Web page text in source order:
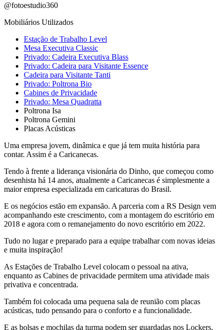
@fotoestudio360
Mobiliários Utilizados
Estação de Trabalho Level
Mesa Executiva Classic
Privado: Cadeira Executiva Blass
Privado: Cadeira para Visitante Essence
Cadeira para Visitante Tanti
Privado: Poltrona Bio
Cabines de Privacidade
Privado: Mesa Quadratta
Poltrona Isa
Poltrona Gemini
Placas Acústicas
Uma empresa jovem, dinâmica e que já tem muita história para
contar. Assim é a Caricanecas.
Tendo à frente a liderança visionária do Dinho, que começou como
desenhista há 14 anos, atualmente a Caricanecas é simplesmente a
maior empresa especializada em caricaturas do Brasil.
E os negócios estão em expansão. A parceria com a RS Design vem
acompanhando este crescimento, com a montagem do escritório em
2018 e agora com o remanejamento do novo escritório em 2022.
Tudo no lugar e preparado para a equipe trabalhar com novas ideias
e muita inspiração!
As Estações de Trabalho Level colocam o pessoal na ativa,
enquanto as Cabines de privacidade permitem uma atividade mais
privativa e concentrada.
Também foi colocada uma pequena sala de reunião com placas
acústicas, tudo pensando para o conforto e a funcionalidade.
E as bolsas e mochilas da turma podem ser guardadas nos Lockers,